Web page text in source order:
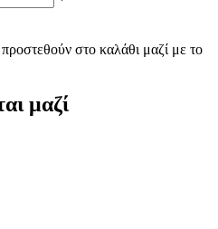
στο καλάθι μαζί με το
μαζί